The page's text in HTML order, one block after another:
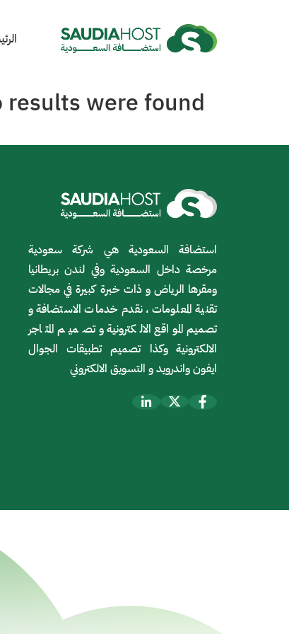
results were found.
استضافة السعودية هي شركة سعودية
مرخصة داخل السعودية وفي لندن بريطانيا
ومقرها الرياض و ذات خبرة كبيرة في مجالات
تقنية المعلومات ، نقدم خدمات الاستضافة و
تصميم المواقع الالكترونية و تصميم المتاجر
الالكترونية وكذا تصميم تطبيقات الجوال
ايفون واندرويد و التسويق الالكتروني